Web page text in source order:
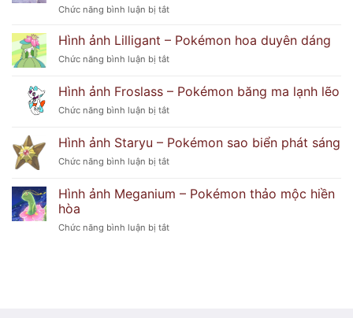
đoán
Pokémon
cẩu
nghịch
Chức năng bình luận bị tắtở
ảnh
Delphox
–
phù
lửa
bí
Hình ảnh Lilligant – Pokémon hoa duyên dáng
Chức năng bình luận bị tắtở
ảnh
Lilligant
–
hoa
dáng
Hình ảnh Froslass – Pokémon băng ma lạnh lẽo
Chức năng bình luận bị tắtở
ảnh
Froslass
–
băng
lẽo
Hình ảnh Staryu – Pokémon sao biển phát sáng
Chức năng bình luận bị tắtở
Staryu
Pokémon
Hình ảnh Meganium – Pokémon thảo mộc hiền
hòa
Chức năng bình luận bị tắtở